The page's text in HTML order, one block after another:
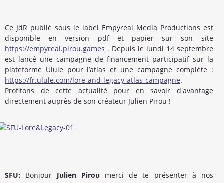
Ce JdR publié sous le label Empyreal Media Productions est
disponible en version pdf et papier sur son site
https://empyreal.pirou.games . Depuis le lundi 14 septembre
est lancé une campagne de financement participatif sur la
plateforme Ulule pour l’atlas et une campagne complète :
https://fr.ulule.com/lore-and-legacy-atlas-campagne.
Profitons de cette actualité pour en savoir d'avantage
directement auprès de son créateur Julien Pirou !
SFU: Bonjour Julien Pirou merci de te présenter à nos